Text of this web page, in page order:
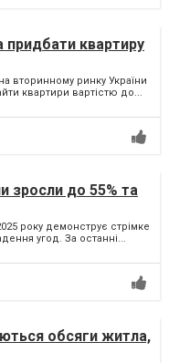
придбати квартиру
вторинному ринку України
квартири вартістю до...
зросли до 55% та
року демонструє стрімке
угод. За останні...
обсяги житла,